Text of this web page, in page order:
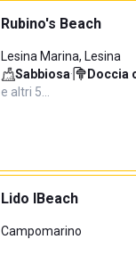
Rubino's Beach
Lesina Marina, Lesina
Sabbiosa· Doccia
e altri 5…
Lido IBeach
Campomarino